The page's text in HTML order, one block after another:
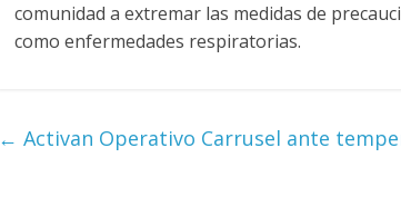
comunidad a extremar las medidas de
como enfermedades respiratorias.
← Activan Operativo Carrusel ante